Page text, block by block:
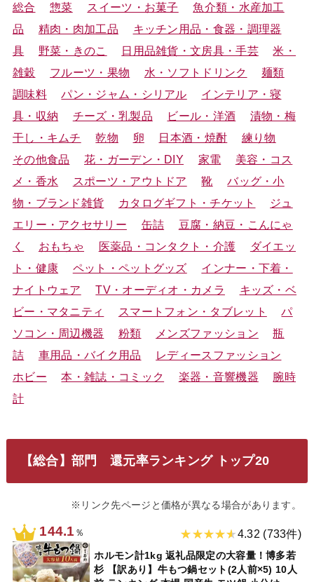
総合 惣菜 スイーツ・お菓子
魚介類・水産加工
品
精肉・肉加工品
キッチン用品・食器・調理器
具
野菜・きのこ 日用品雑貨・文房具・手芸
米・
雑穀
フルーツ・果物 水・ソフトドリンク
麺類
調味料
パン・ジャム・シリアル
インテリア・寝
具・収納
チーズ・乳製品 ビール・洋酒
漬物・梅
干し・キムチ
乾物 卵 日本酒・焼酎
練り物
その他食品
花・ガーデン・DIY 家電
美容・コス
メ・香水
スポーツ・アウトドア 靴
バッグ・小
物・ブランド雑貨
カタログギフト・チケット
ジュ
エリー・アクセサリー
缶詰
豆腐・納豆・こんにゃ
く
おもちゃ 医薬品・コンタクト・介護
ダイエッ
ト・健康
ペット・ペットグッズ
インナー・下着・
ナイトウェア
TV・オーディオ・カメラ
キッズ・ベ
ビー・マタニティ
スマートフォン・タブレット
パ
ソコン・周辺機器
粉類 メンズファッション
瓶
詰
車用品・バイク用品
レディースファッション
ホビー
本・雑誌・コミック 楽器・音響機器
腕時
計
【総合】部門 還元率ランキング トップ20
※リンク先ページと価格が異なる場合があります。
144.1 ％ 4.32 (733件)
ホルモン計1kg 返礼品限定の大容量！博多若
杉 【訳あり】牛もつ鍋セット(2人前×5) 10人